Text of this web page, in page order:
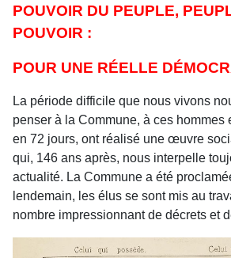
POUVOIR DU PEUPLE,
POUVOIR :
POUR UNE RÉELLE
La période difficile que nous vivons
penser à la Commune, à ces hommes
en 72 jours, ont réalisé une œuvre
qui, 146 ans après, nous interpelle
actualité. La Commune a été
lendemain, les élus se sont mis au
nombre impressionnant de décrets et